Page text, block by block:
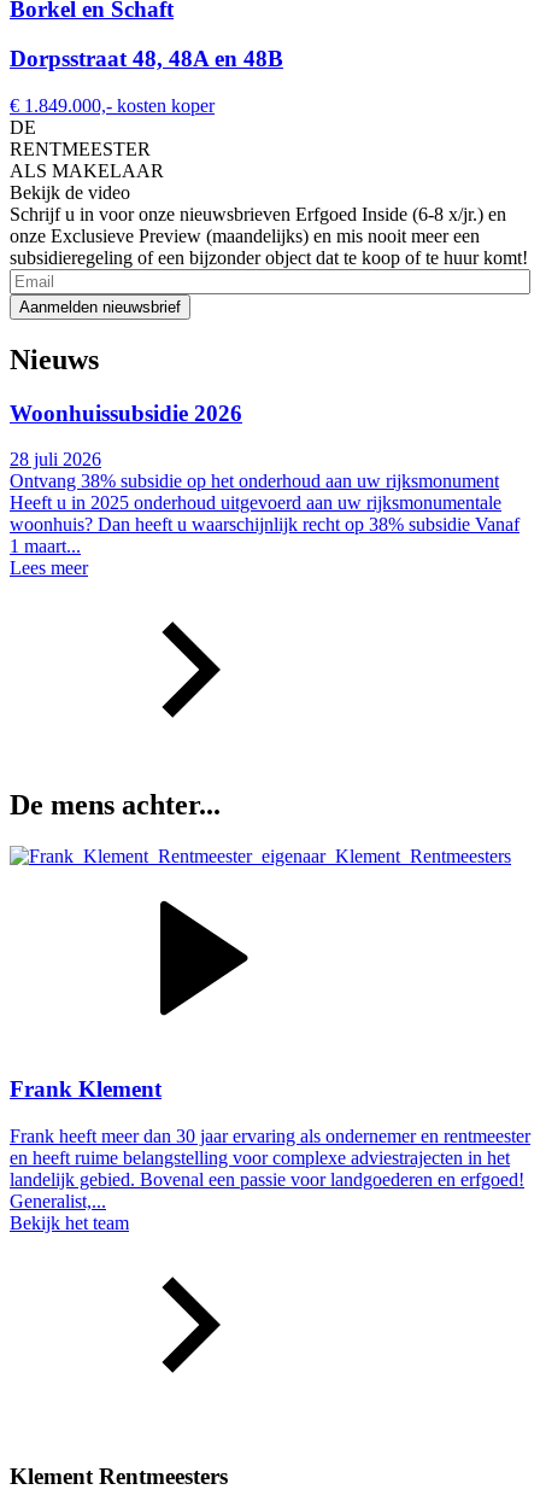
Borkel en Schaft
Dorpsstraat 48, 48A en 48B
€ 1.849.000,- kosten koper
DE
RENTMEESTER
ALS MAKELAAR
Bekijk de video
Schrijf u in voor onze nieuwsbrieven Erfgoed Inside (6-8 x/jr.) en
onze Exclusieve Preview (maandelijks) en mis nooit meer een
subsidieregeling of een bijzonder object dat te koop of te huur komt!
Nieuws
Woonhuissubsidie 2026
28 juli 2026
Ontvang 38% subsidie op het onderhoud aan uw rijksmonument
Heeft u in 2025 onderhoud uitgevoerd aan uw rijksmonumentale
woonhuis? Dan heeft u waarschijnlijk recht op 38% subsidie Vanaf
1 maart...
Lees meer
De mens achter...
Frank Klement
Frank heeft meer dan 30 jaar ervaring als ondernemer en rentmeester
en heeft ruime belangstelling voor complexe adviestrajecten in het
landelijk gebied. Bovenal een passie voor landgoederen en erfgoed!
Generalist,...
Bekijk het team
Klement Rentmeesters